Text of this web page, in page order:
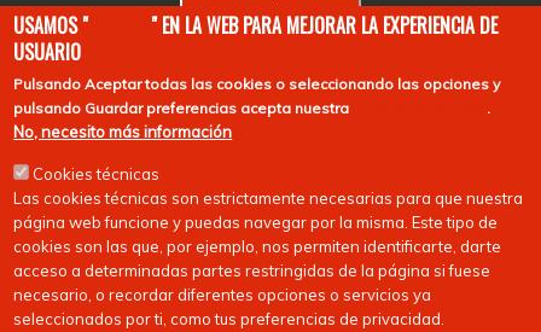
EuroHockey
USAMOS "COOKIES " EN LA WEB PARA MEJORAR LA EXPERIENCIA DE
USUARIO
PulsandoAceptar todas las cookies o seleccionando las opciones y
pulsando Guardar preferencias acepta nuestra .
No, necesito más información
Cookies técnicas
Las cookies técnicas son estrictamente necesarias para que nuestra
página web funcione y puedas navegar por la misma. Este tipo de
cookies son las que, por ejemplo, nos permiten identificarte, darte
acceso a determinadas partes restringidas de la página si fuese
necesario, o recordar diferentes opciones o servicios ya
seleccionados por ti, como tus preferencias de privacidad.